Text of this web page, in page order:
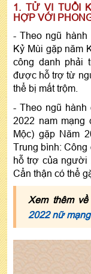
1. TỬ VI TUỔI
HỢP VỚI
- Theo ngũ
Kỷ Mùi gặp năm
công danh phải
được hỗ trợ từ
thể bị mất trộm.
- Theo ngũ
2022 nam mạng
Mộc) gặp Năm
Trung bình:
hỗ trợ của người
Cẩn thận có thể
Xem thêm
2022 nữ